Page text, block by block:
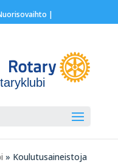
|
» Koulutusaineistoja